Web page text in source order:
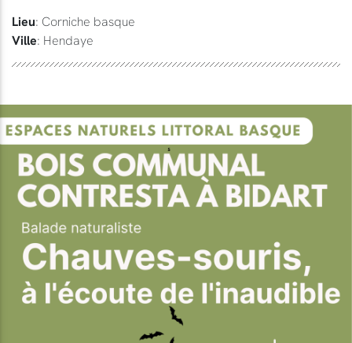
Lieu: Corniche basque
Ville: Hendaye